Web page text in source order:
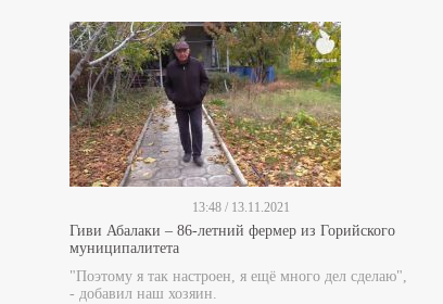
13:48 / 13.11.2021
Гиви Абалаки – 86-летний фермер из Горийского
муниципалитета
"Поэтому я так настроен, я ещё много дел сделаю",
- добавил наш хозяин.